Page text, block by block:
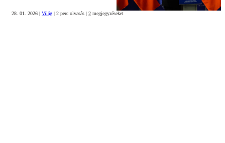
28. 01. 2026 | Világ | 2 perc olvasás | 2 megjegyzéseket